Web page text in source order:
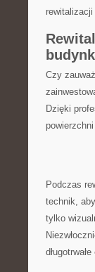
Czy
Dzięki⁤
Podczas
technik,
tylko